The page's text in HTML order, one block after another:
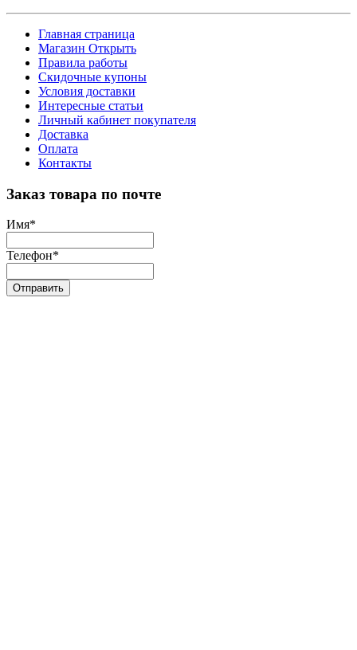
Главная страница
Магазин Открыть
Правила работы
Скидочные купоны
Условия доставки
Интересные статьи
Личный кабинет покупателя
Доставка
Оплата
Контакты
Заказ товара по почте
Имя*
Телефон*
Отправить